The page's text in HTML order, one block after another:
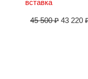
вставка
45 500₽ 43 220